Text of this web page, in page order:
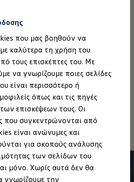
που μας βοηθούν να
καλύτερα τη χρήση του
τους επισκέπτες του. Με
να γνωρίζουμε ποιες σελίδες
είναι περισσότερο ή
όπως και τις πηγές
επισκέψεων τους. Οι
που συγκεντρώνονται από
είναι ανώνυμες και
για σκοπούς ανάλυσης
των σελίδων του
μόνο. Χωρίς αυτά δεν θα
γνωρίζουμε την
αυτοκίνητα
Leasing
Living
Auto Credit
Classic Credit
After Sales
ανταλλακτικά
& ΚΤΕΟ
& έλεγχοι
κινητήρα και υγρά
ελαστικά
Service
Volkswagen
Volkswagen
αξεσουάρ Volkswagen ειδικά για κάθε
και εξωτερική προστασία
και αποσκευών
Δεδομένων
Χρήσης Τρίτων
Προϊόντων
και νομικά κείμενα)
EU Data Act